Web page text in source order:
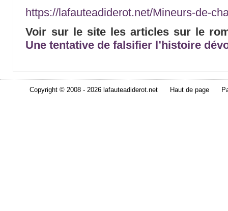
https://lafauteadiderot.net/Mineurs-de-
Voir sur le site les articles sur le
Une tentative de falsifier l’histoire
Copyright © 2008 - 2026 lafauteadiderot.net Haut de page